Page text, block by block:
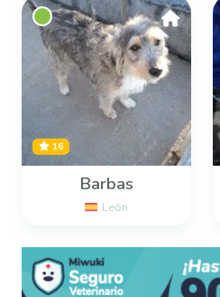
16
Barbas
León